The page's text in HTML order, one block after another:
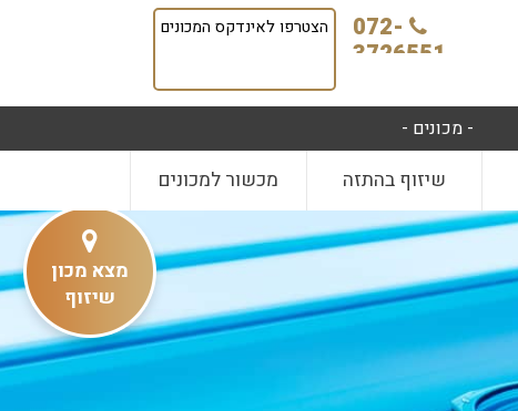
072-
3726551
הצטרפו לאינדקס המכונים
- מכונים -
שיזוף בהתזה מכשור למכונים
מצא מכון
שיזוף